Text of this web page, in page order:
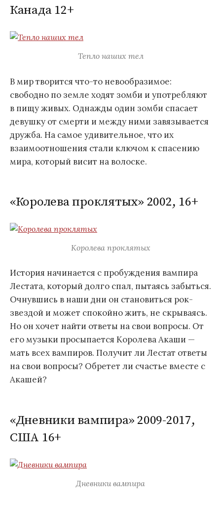
Канада 12+
Тепло наших тел
В мир творится что-то невообразимое:
свободно по земле ходят зомби и употребляют
в пищу живых. Однажды один зомби спасает
девушку от смерти и между ними завязывается
дружба. На самое удивительное, что их
взаимоотношения стали ключом к спасению
мира, который висит на волоске.
«Королева проклятых» 2002, 16+
Королева проклятых
История начинается с пробуждения вампира
Лестата, который долго спал, пытаясь забыться.
Очнувшись в наши дни он становиться рок-
звездой и может спокойно жить, не скрываясь.
Но он хочет найти ответы на свои вопросы. От
его музыки просыпается Королева Акаши —
мать всех вампиров. Получит ли Лестат ответы
на свои вопросы? Обретет ли счастье вместе с
Акашей?
«Дневники вампира» 2009-2017,
США 16+
Дневники вампира